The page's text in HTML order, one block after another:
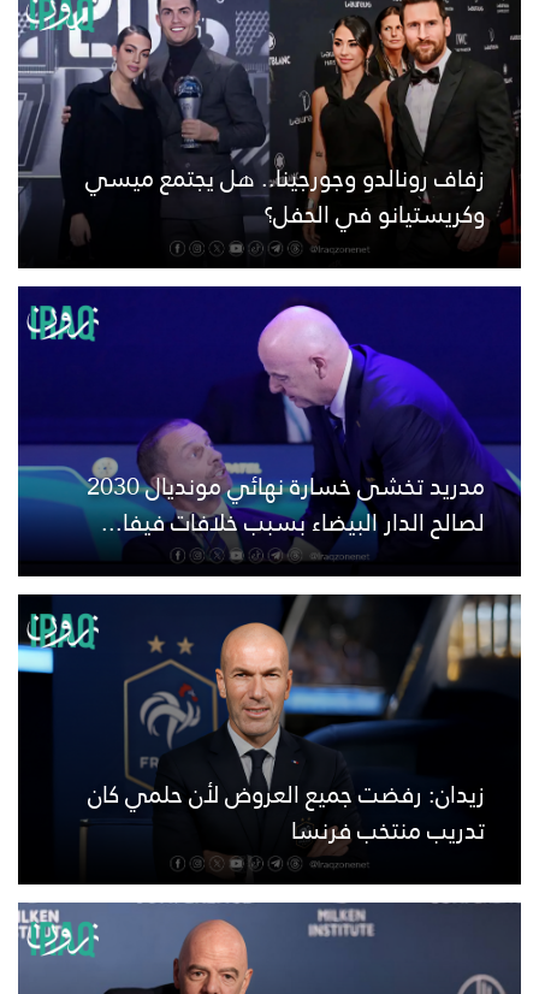
زفاف رونالدو وجورجينا.. هل يجتمع ميسي
وكريستيانو في الحفل؟
مدريد تخشى خسارة نهائي مونديال 2030
لصالح الدار البيضاء بسبب خلافات فيفا...
زيدان: رفضت جميع العروض لأن حلمي كان
تدريب منتخب فرنسا